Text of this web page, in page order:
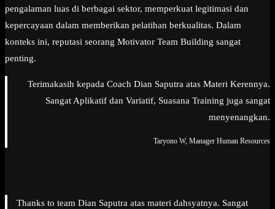
pengalaman luas di berbagai sektor, memperkuat legitimasi dan
kepercayaan dalam memberikan pelatihan berkualitas. Dalam
konteks ini, reputasi seorang Motivator Team Building sangat
penting.
Terimakasih kepada Coach Dian Saputra atas Materi Kerennya.
Sangat Aplikatif dan Variatif, Suasana Training juga sangat
menyenangkan.
Taryono W, Manager Human Resources
Thanks to team Dian Saputra atas materi dahsyatnya. Sangat